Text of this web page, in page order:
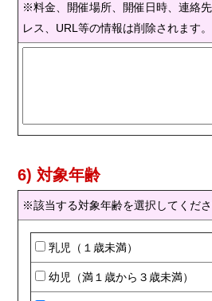
※料金、開催場所、開催日時、連絡
レス、URL等の情報は削除されます。
6) 対象年齢
※該当する対象年齢を選択してくださ
乳児（１歳未満）
幼児（満１歳から３歳未満）